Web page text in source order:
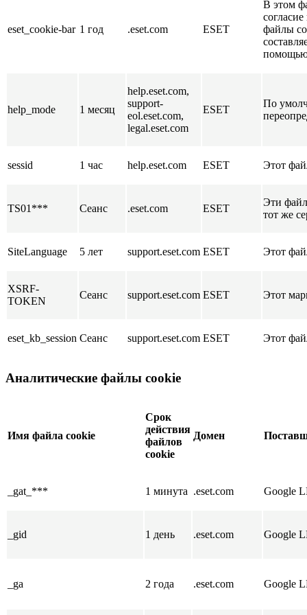
eset_cookie-bar 1 год .eset.com ESET
В этом
файлы
помощью
help_mode 1 месяц
help.eset.com,
support-
eol.eset.com,
legal.eset.com
ESET
По
sessid 1 час help.eset.com ESET Этот
TS01*** Сеанс .eset.com ESET
Эти
тот же
SiteLanguage 5 лет support.eset.com ESET Этот
XSRF-
TOKEN
Сеанс support.eset.com ESET Этот
eset_kb_session Сеанс support.eset.com ESET Этот
Аналитические файлы cookie
Имя файла cookie
Срок
действия
файлов
cookie
Домен
_gat_*** 1 минута .eset.com Google
_gid 1 день .eset.com Google
_ga 2 года .eset.com Google